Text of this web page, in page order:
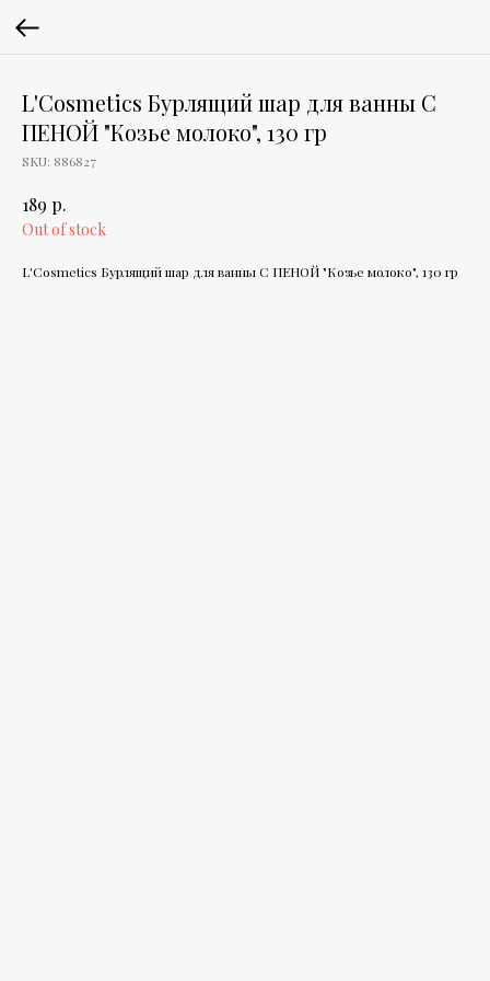
L'Cosmetics Бурлящий шар для ванны С
ПЕНОЙ "Козье молоко", 130 гр
SKU: 886827
189 р.
Out of stock
L'Cosmetics Бурлящий шар для ванны С ПЕНОЙ "Козье молоко", 130 гр